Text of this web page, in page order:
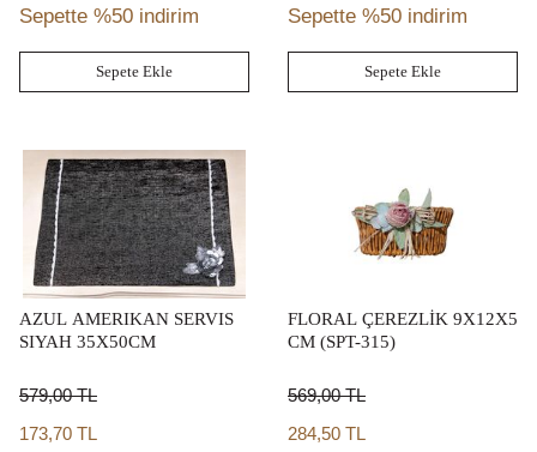
Sepette %50 indirim
Sepete Ekle
Sepette %50 indirim
Sepete Ekle
AZUL AMERIKAN SERVIS
SIYAH 35X50CM
579,00TL
173,70 TL
FLORAL ÇEREZLİK 9X12X5
CM (SPT-315)
569,00TL
284,50 TL